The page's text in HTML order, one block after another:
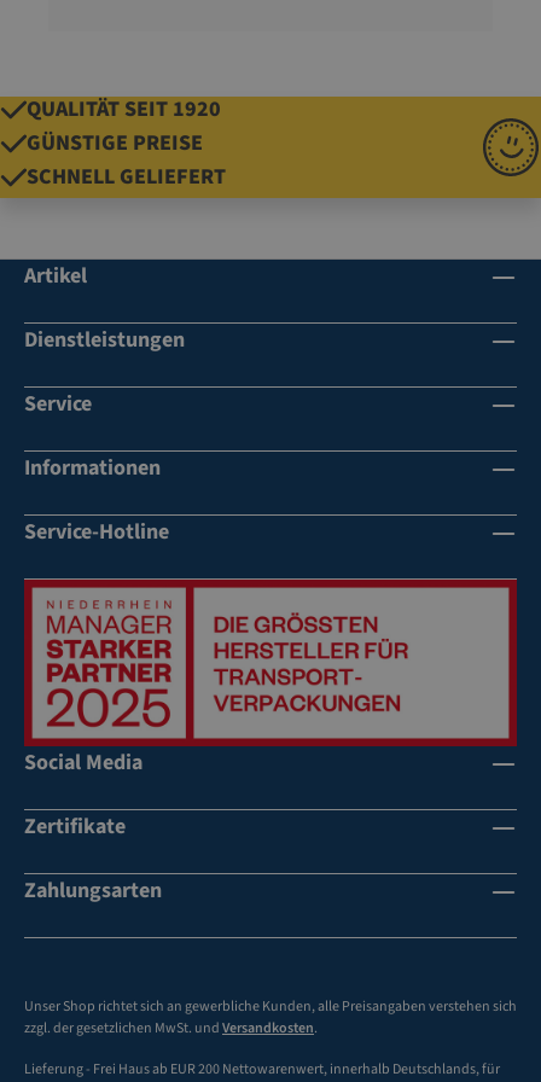
QUALITÄT SEIT 1920
GÜNSTIGE PREISE
SCHNELL GELIEFERT
Artikel
Dienstleistungen
Service
Informationen
Service-Hotline
Social Media
Zertifikate
Zahlungsarten
Unser Shop richtet sich an gewerbliche Kunden, alle Preisangaben verstehen sich
zzgl. der gesetzlichen MwSt. undVersandkosten.
Lieferung - Frei Haus ab EUR 200 Nettowarenwert, innerhalb Deutschlands, für